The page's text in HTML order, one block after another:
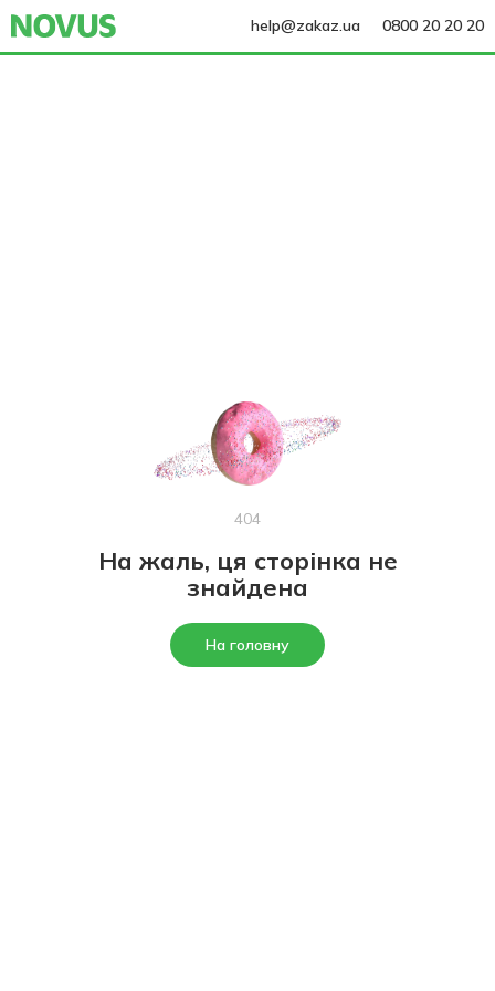
help@zakaz.ua 0800 20 20 20
404
На жаль, ця сторінка не
знайдена
На головну